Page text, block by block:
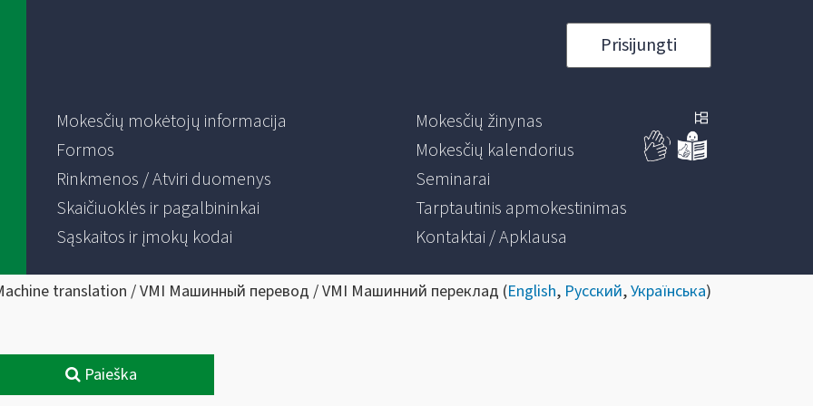
Prisijungti
Mokesčių mokėtojų informacija
Formos
Rinkmenos / Atviri duomenys
Skaičiuoklės ir pagalbininkai
Sąskaitos ir įmokų kodai
Mokesčių žinynas
Mokesčių kalendorius
Seminarai
Tarptautinis apmokestinimas
Kontaktai / Apklausa
translation / VMI Машинный перевод / VMI Машинний переклад (English, Русский,Українська)
Paieška